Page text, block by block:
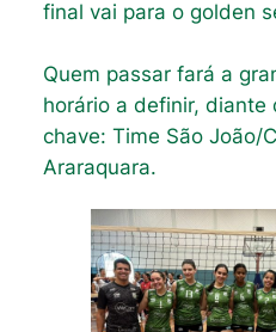
final vai para o golden
Quem passar fará a
horário a definir, diante
chave: Time São João/
Araraquara.